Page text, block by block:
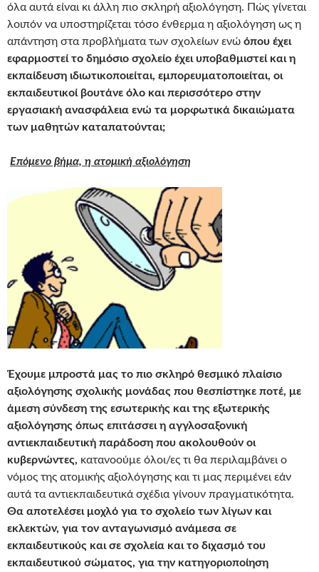
όλα αυτά είναι κι άλλη πιο σκληρή αξιολόγηση. Πώς γίνεται
λοιπόν να υποστηρίζεται τόσο ένθερμα η αξιολόγηση ως η
απάντηση στα προβλήματα των σχολείων ενώ όπου έχει
εφαρμοστεί το δημόσιο σχολείο έχει υποβαθμιστεί και η
εκπαίδευση ιδιωτικοποιείται, εμπορευματοποιείται, οι
εκπαιδευτικοί βουτάνε όλο και περισσότερο στην
εργασιακή ανασφάλεια ενώ τα μορφωτικά δικαιώματα
των μαθητών καταπατούνται;
Επόμενο βήμα, η ατομική αξιολόγηση
Έχουμε μπροστά μας το πιο σκληρό θεσμικό πλαίσιο
αξιολόγησης σχολικής μονάδας που θεσπίστηκε ποτέ, με
άμεση σύνδεση της εσωτερικής και της εξωτερικής
αξιολόγησης όπως επιτάσσει η αγγλοσαξονική
αντιεκπαιδευτική παράδοση που ακολουθούν οι
κυβερνώντες, κατανοούμε όλοι/ες τι θα περιλαμβάνει ο
νόμος της ατομικής αξιολόγησης και τι μας περιμένει εάν
αυτά τα αντιεκπαιδευτικά σχέδια γίνουν πραγματικότητα.
Θα αποτελέσει μοχλό για το σχολείο των λίγων και
εκλεκτών, για τον ανταγωνισμό ανάμεσα σε
εκπαιδευτικούς και σε σχολεία και το διχασμό του
εκπαιδευτικού σώματος, για την κατηγοριοποίηση